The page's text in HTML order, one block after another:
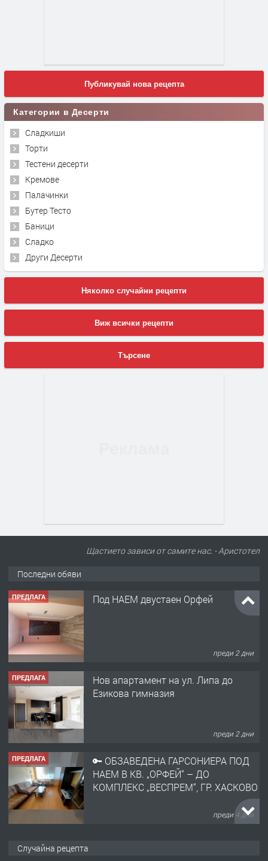
Публикувай нова рецепта
Категории в Десерти
Сладкиши
Торти
Тестени десерти
Кремове
Палачинки
Бутер Тесто
Баници
Сладко
Други Десерти
Няколко случайни рецепти
Виж всички рецепти
Търсене
Щастието зависи от самите нас. - Аристотел
Последни обяви
ПРЕДЛАГА Под НАЕМ двустаен Орфей
преди 2 дни
ПРЕДЛАГА
Нов апартамент на ул. Липа до
Езикова гимназия
преди 2 дни
ПРЕДЛАГА
🔑 ОБЗАВЕДЕНА ГАРСОНИЕРА ПОД
НАЕМ В КВ. „ОРФЕЙ“ – ДО
КОМПЛЕКС „ВЕСПРЕМ“, ГР. ХАСКОВО
преди 4 дни
Случайна рецепта